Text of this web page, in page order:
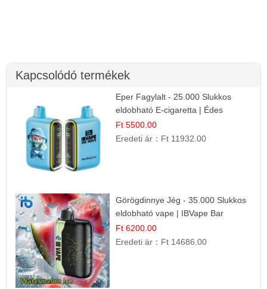
Kapcsolódó termékek
Eper Fagylalt - 25.000 Slukkos
eldobható E-cigaretta | Édes
Desszert Íz
Ft 5500.00
Eredeti ár： Ft 11932.00
Görögdinnye Jég - 35.000 Slukkos
eldobható vape | IBVape Bar
Frissítő Nyári Íz
Ft 6200.00
Eredeti ár： Ft 14686.00